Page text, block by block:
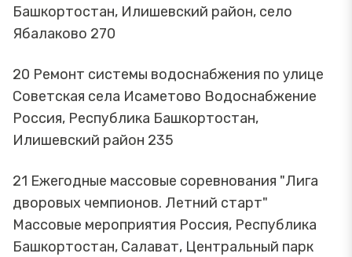
Башкортостан, Илишевский район, село
Ябалаково 270
20 Ремонт системы водоснабжения по улице
Советская села Исаметово Водоснабжение
Россия, Республика Башкортостан,
Илишевский район 235
21 Ежегодные массовые соревнования "Лига
дворовых чемпионов. Летний старт"
Массовые мероприятия Россия, Республика
Башкортостан, Салават, Центральный парк